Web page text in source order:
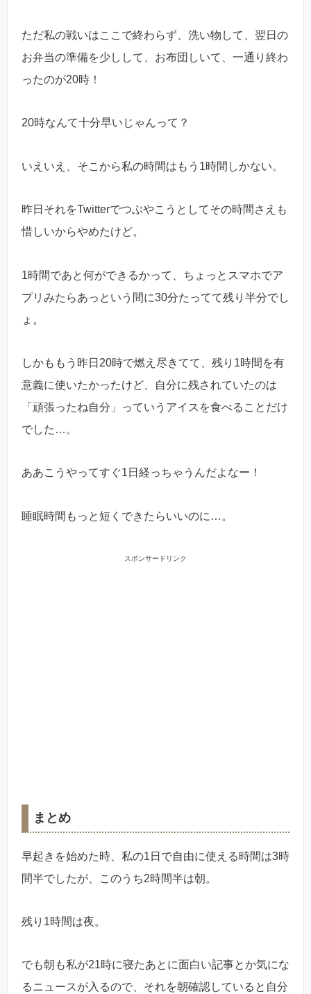
ただ私の戦いはここで終わらず、洗い物して、翌日の
お弁当の準備を少しして、お布団しいて、一通り終わ
ったのが20時！
20時なんて十分早いじゃんって？
いえいえ、そこから私の時間はもう1時間しかない。
昨日それをTwitterでつぶやこうとしてその時間さえも
惜しいからやめたけど。
1時間であと何ができるかって、ちょっとスマホでア
プリみたらあっという間に30分たってて残り半分でし
ょ。
しかももう昨日20時で燃え尽きてて、残り1時間を有
意義に使いたかったけど、自分に残されていたのは
「頑張ったね自分」っていうアイスを食べることだけ
でした…。
ああこうやってすぐ1日経っちゃうんだよなー！
睡眠時間もっと短くできたらいいのに…。
スポンサードリンク
まとめ
早起きを始めた時、私の1日で自由に使える時間は3時
間半でしたが、このうち2時間半は朝。
残り1時間は夜。
でも朝も私が21時に寝たあとに面白い記事とか気にな
るニュースが入るので、それを朝確認していると自分